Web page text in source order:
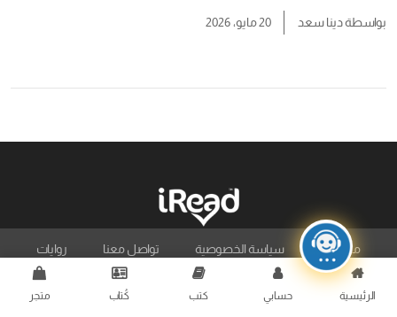
بواسطةدينا سعد 20 مايو، 2026
من نحن سياسة الخصوصية تواصل معنا روايات
الرئيسية حسابي كتب كُتاب متجر